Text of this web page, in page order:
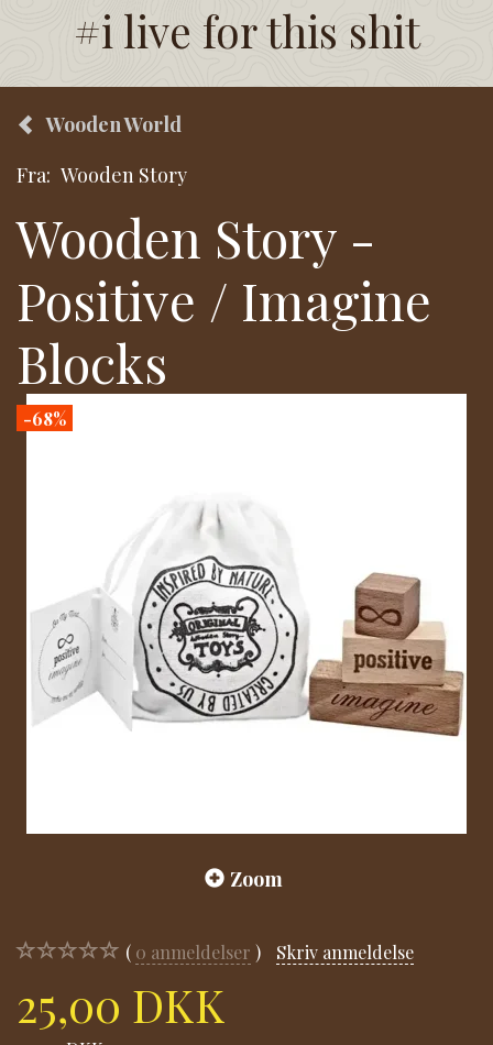
#i live for this shit
Wooden World
Fra: Wooden Story
Wooden Story -
Positive / Imagine
Blocks
-68%
Zoom
0 anmeldelser Skriv anmeldelse
25,00 DKK